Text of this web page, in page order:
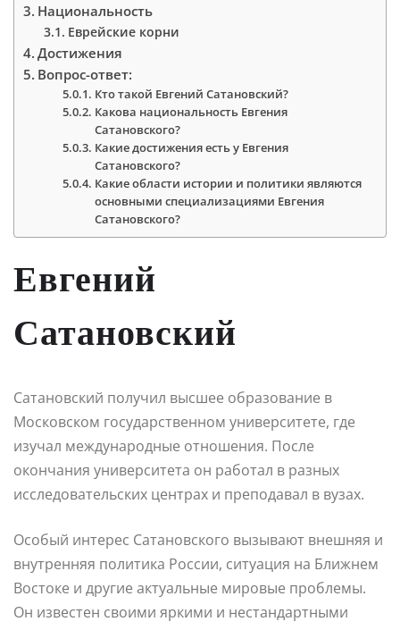
Национальность
Еврейские корни
Достижения
Вопрос-ответ:
Кто такой Евгений Сатановский?
Какова национальность Евгения
Сатановского?
Какие достижения есть у Евгения
Сатановского?
Какие области истории и политики являются
основными специализациями Евгения
Сатановского?
Евгений
Сатановский
Сатановский получил высшее образование в
Московском государственном университете, где
изучал международные отношения. После
окончания университета он работал в разных
исследовательских центрах и преподавал в вузах.
Особый интерес Сатановского вызывают внешняя и
внутренняя политика России, ситуация на Ближнем
Востоке и другие актуальные мировые проблемы.
Он известен своими яркими и нестандартными